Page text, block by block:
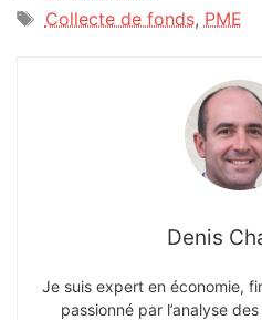
Étiquettes
Collecte de fonds, PME
Denis
Je suis expert en économie,
passionné par l’analyse